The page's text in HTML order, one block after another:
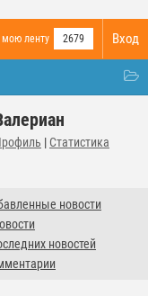
Вход
мою ленту 2679
| Статистика
новости
новостей